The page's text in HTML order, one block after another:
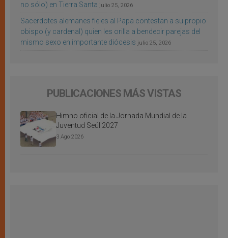
no sólo) en Tierra Santa julio 25, 2026
Sacerdotes alemanes fieles al Papa contestan a su propio
obispo (y cardenal) quien les orilla a bendecir parejas del
mismo sexo en importante diócesis julio 25, 2026
PUBLICACIONES MÁS VISTAS
Himno oficial de la Jornada Mundial de la
Juventud Seúl 2027
3 Ago 2026